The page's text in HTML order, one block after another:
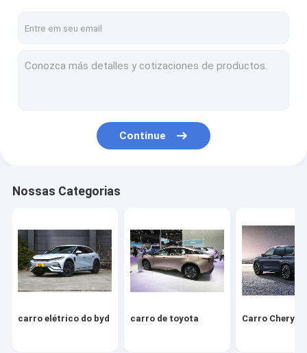
Carro elétrico Lixiang
Veículo Mercedes
Carro elétrico Seres
Carro elétrico da Lynk & Co
Continue
Nossas Categorias
carro elétrico do byd carro de toyota Carro Chery